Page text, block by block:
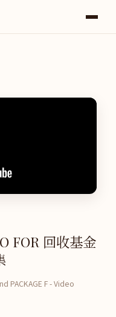
FOR 回收基金
PACKAGE F - Video